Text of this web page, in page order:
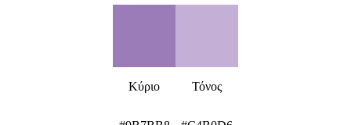
Κύριο Τόνος